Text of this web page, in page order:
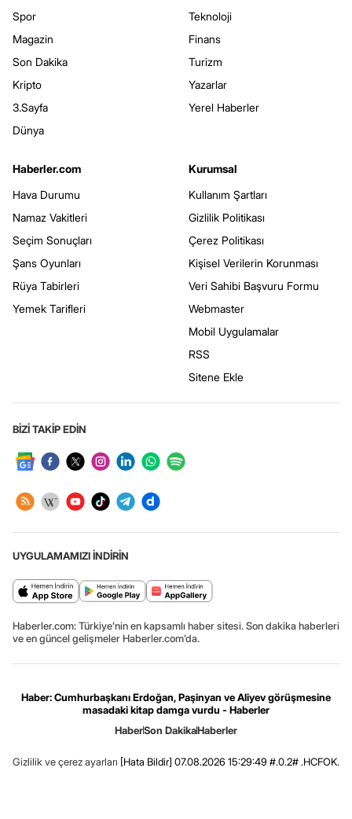
Spor
Magazin
Son Dakika
Kripto
3.Sayfa
Dünya
Teknoloji
Finans
Turizm
Yazarlar
Yerel Haberler
Haberler.com
Hava Durumu
Namaz Vakitleri
Seçim Sonuçları
Şans Oyunları
Rüya Tabirleri
Yemek Tarifleri
Kurumsal
Kullanım Şartları
Gizlilik Politikası
Çerez Politikası
Kişisel Verilerin Korunması
Veri Sahibi Başvuru Formu
Webmaster
Mobil Uygulamalar
RSS
Sitene Ekle
BİZİ TAKİP EDİN
UYGULAMAMIZI İNDİRİN
Haberler.com: Türkiye’nin en kapsamlı haber sitesi. Son dakika haberleri
ve en güncel gelişmeler Haberler.com’da.
Haber: Cumhurbaşkanı Erdoğan, Paşinyan ve Aliyev görüşmesine
masadaki kitap damga vurdu - Haberler
HaberSon DakikaHaberler
Gizlilik ve çerez ayarları [Hata Bildir] 07.08.2026 15:29:49 #.0.2# .HCFOK.